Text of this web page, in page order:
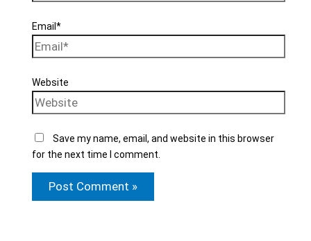
Email*
Website
Save my name, email, and website in this browser
for the next time I comment.